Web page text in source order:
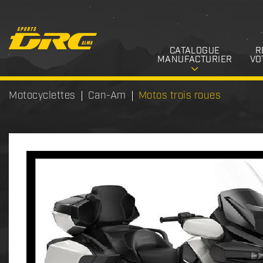
CATALOGUE
MANUFACTURIER
Motocyclettes Can-Am Motos trois roues